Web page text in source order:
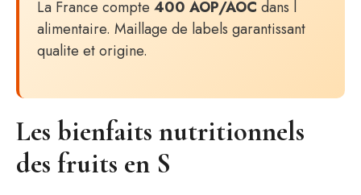
La France compte 400 AOP/AOC dans l
alimentaire. Maillage de labels garantissant
qualite et origine.
Les bienfaits nutritionnels
des fruits en S